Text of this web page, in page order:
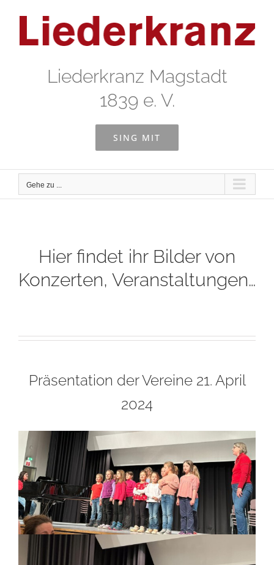
springen
Liederkranz Magstadt
1839 e. V.
SING MIT
Gehe zu ...
Hier findet ihr Bilder von
Konzerten, Veranstaltungen…
Präsentation der Vereine 21. April
2024